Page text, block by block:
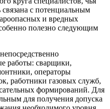
связана с потенциальным
и вредных
полезно следующим
работы: сварщики,
операторы
работники газовых служб,
формирований. Для
для получения допуска